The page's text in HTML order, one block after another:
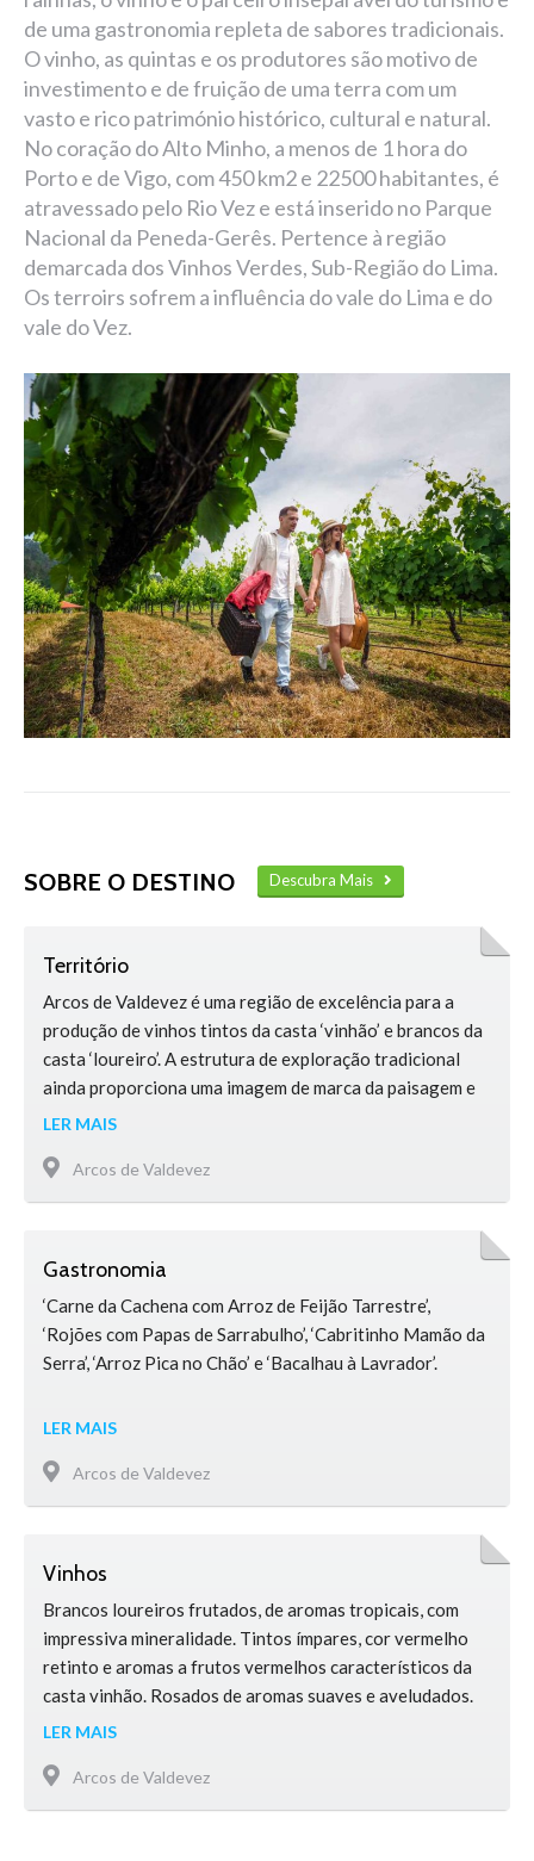
de uma gastronomia repleta de sabores tradicionais.
O vinho, as quintas e os produtores são motivo de
investimento e de fruição de uma terra com um
vasto e rico património histórico, cultural e natural.
No coração do Alto Minho, a menos de 1 hora do
Porto e de Vigo, com 450 km2 e 22500 habitantes, é
atravessado pelo Rio Vez e está inserido no Parque
Nacional da Peneda-Gerês. Pertence à região
demarcada dos Vinhos Verdes, Sub-Região do Lima.
Os terroirs sofrem a influência do vale do Lima e do
vale do Vez.
SOBRE O DESTINO Descubra Mais
Território
Arcos de Valdevez é uma região de excelência para a
produção de vinhos tintos da casta ‘vinhão’ e brancos da
casta ‘loureiro’. A estrutura de exploração tradicional
ainda proporciona uma imagem de marca da paisagem e
património, de que fazem parte as tradicionais latadas.
uma área de produção de 65ha. Em 2016 foi …
LER MAIS
Arcos de Valdevez
Gastronomia
‘Carne da Cachena com Arroz de Feijão Tarrestre’,
‘Rojões com Papas de Sarrabulho’, ‘Cabritinho Mamão da
Serra’, ‘Arroz Pica no Chão’ e ‘Bacalhau à Lavrador’.
LER MAIS
Arcos de Valdevez
Vinhos
Brancos loureiros frutados, de aromas tropicais, com
impressiva mineralidade. Tintos ímpares, cor vermelho
retinto e aromas a frutos vermelhos característicos da
casta vinhão. Rosados de aromas suaves e aveludados.
Espumantes vibrantes, frescos e leves.
LER MAIS
Arcos de Valdevez